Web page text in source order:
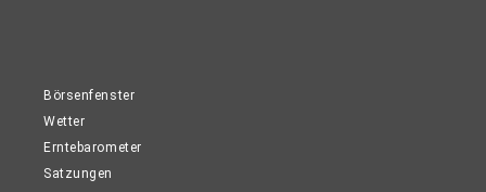
Börsenfenster
Wetter
Erntebarometer
Satzungen